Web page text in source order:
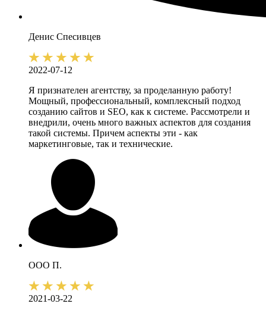
Денис Спесивцев
2022-07-12
Я признателен агентству, за проделанную работу!
Мощный, профессиональный, комплексный подход
созданию сайтов и SEO, как к системе. Рассмотрели и
внедрили, очень много важных аспектов для создания
такой системы. Причем аспекты эти - как
маркетинговые, так и технические.
ООО П.
2021-03-22